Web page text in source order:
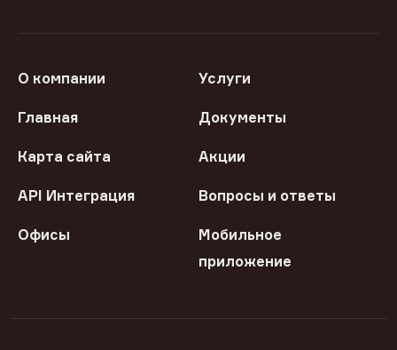
О компании Услуги
Главная Документы
Карта сайта Акции
API Интеграция Вопросы и ответы
Офисы
Мобильное
приложение